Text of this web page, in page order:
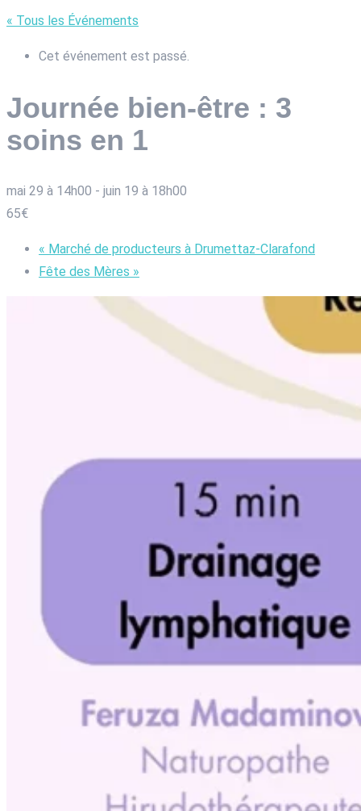
« Tous les Événements
Cet événement est passé.
Journée bien-être : 3
soins en 1
mai 29 à 14h00 - juin 19 à 18h00
65€
« Marché de producteurs à Drumettaz-Clarafond
Fête des Mères »